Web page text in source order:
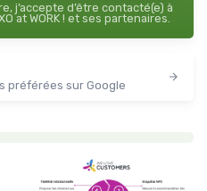
j’accepte d’être contacté(e) à
at WORK ! et ses partenaires.
préférées sur Google